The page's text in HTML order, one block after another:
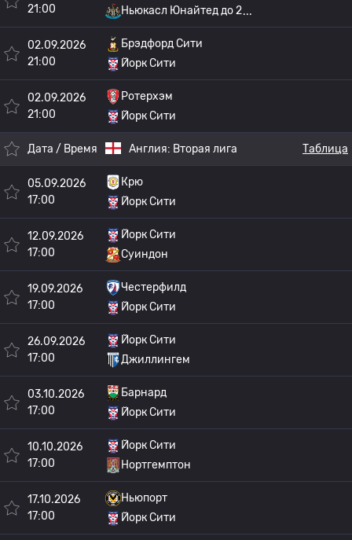
21:00
Ньюкасл Юнайтед до 2
02.09.2026
21:00
Брэдфорд Сити
Йорк Сити
02.09.2026
21:00
Ротерхэм
Йорк Сити
Дата / Время Англия: Вторая лига Таблица
05.09.2026
17:00
Крю
Йорк Сити
12.09.2026
17:00
Йорк Сити
Суиндон
19.09.2026
17:00
Честерфилд
Йорк Сити
26.09.2026
17:00
Йорк Сити
Джиллингем
03.10.2026
17:00
Барнард
Йорк Сити
10.10.2026
17:00
Йорк Сити
Нортгемптон
17.10.2026
17:00
Ньюпорт
Йорк Сити